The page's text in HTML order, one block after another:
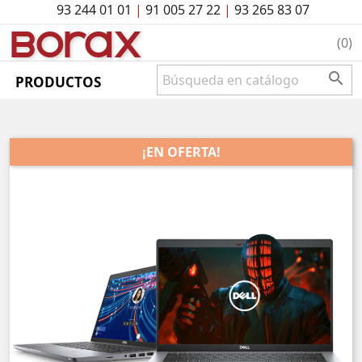
93 244 01 01 | 91 005 27 22| 93 265 83 07
BOrAx (0)
PRODUCTOS 
¡EN OFERTA!